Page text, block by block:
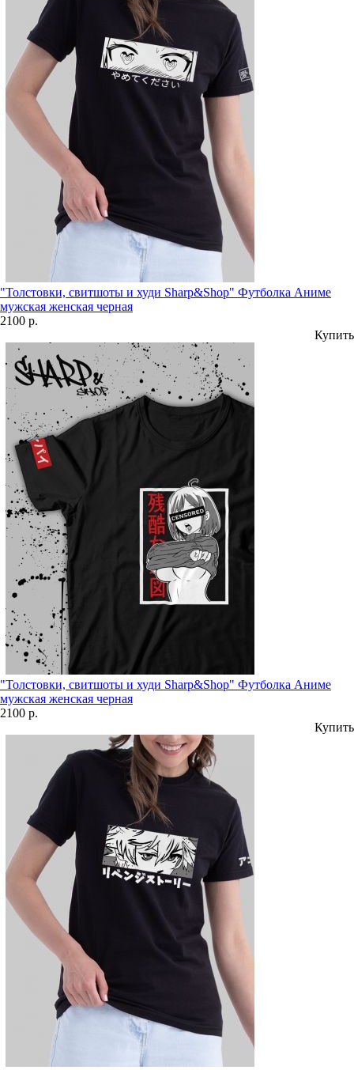
"Толстовки, свитшоты и худи Sharp&Shop" Футболка Аниме
мужская женская черная
2100 р.
Купить
"Толстовки, свитшоты и худи Sharp&Shop" Футболка Аниме
мужская женская черная
2100 р.
Купить